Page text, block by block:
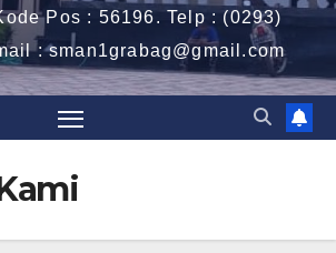
Pos : 56196. Telp : (0293)
: sman1grabag@gmail.com